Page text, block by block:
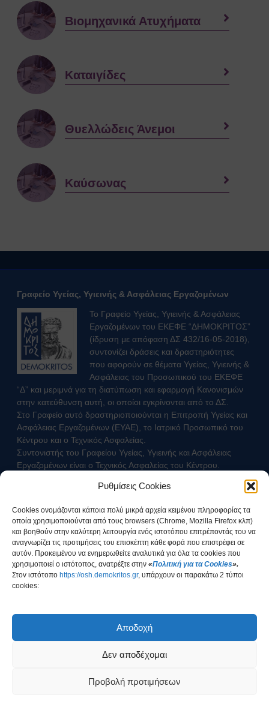
Ρυθμίσεις Cookies
Cookies ονομάζονται κάποια πολύ μικρά αρχεία κειμένου πληροφορίας τα
οποία χρησιμοποιούνται από τους browsers (Chrome, Mozilla Firefox κλπ)
και βοηθούν στην καλύτερη λειτουργία ενός ιστοτόπου επιτρέποντάς του να
αναγνωρίζει τις προτιμήσεις του επισκέπτη κάθε φορά που επιστρέφει σε
αυτόν. Προκειμένου να ενημερωθείτε αναλυτικά για όλα τα cookies που
χρησιμοποιεί ο ιστότοπος, ανατρέξτε στην «Πολιτική για τα Cookies».
Στοv ιστότοπο https://osh.demokritos.gr, υπάρχουν οι παρακάτω 2 τύποι
cookies:
Αποδοχή
Δεν αποδέχομαι
Προβολή προτιμήσεων
Βιομηχανικά Ατυχήματα
Καταιγίδες
Θυελλώδεις Άνεμοι
Καύσωνας
Γραφείο Υγείας, Υγιεινής & Ασφάλειας Εργαζομένων
Το Γραφείο Υγείας, Υγιεινής & Ασφάλειας
Εργαζομένων του ΕΚΕΦΕ “ΔΗΜΟΚΡΙΤΟΣ”
(ίδρυση με απόφαση ΔΣ 432/16-05-2018),
συντονίζει δράσεις και δραστηριότητες
που αφορούν σε θέματα Υγείας, Υγιεινής &
Ασφάλειας του Προσωπικού του ΕΚΕΦΕ
“Δ” και μεριμνά για τη διατύπωση και εφαρμογή Κανονισμών
στην κατεύθυνση αυτή, οι οποίοι εγκρίνονται από το ΔΣ.
Στο Γραφείο αυτό δραστηριοποιούνται η Επιτροπή Υγείας και
Ασφάλειας Εργαζομένων (ΕΥΑΕ), το Ιατρικό Προσωπικό του
Κέντρου και ο Τεχνικός Ασφαλείας.
Συντονιστής του Γραφείου Υγείας, Υγιεινής και Ασφάλειας
Εργαζομένων είναι ο Τεχνικός Ασφαλείας του Κέντρου.
Επικοινωνήστε με τον Τεχνικό Ασφαλείας
Προσωπικών Δεδομένων
COPYRIGHT © 2026ΕΚΕΦΕ "Δημόκριτος"